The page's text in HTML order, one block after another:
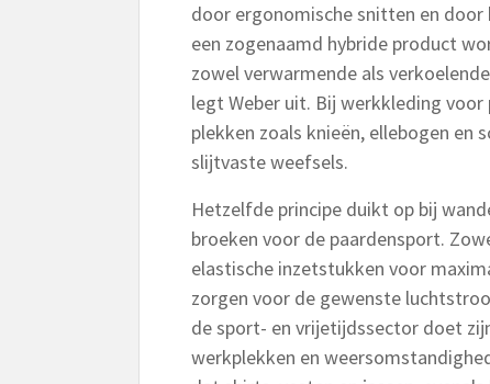
door ergonomische snitten en door
een zogenaamd hybride product
zowel verwarmende als
legt Weber uit. Bij werkkleding
plekken zoals knieën, ellebogen
slijtvaste weefsels.
Hetzelfde principe duikt op bij
broeken voor de paardensport.
elastische inzetstukken voor
zorgen voor de gewenste
de sport- en vrijetijdssector doet
werkplekken en